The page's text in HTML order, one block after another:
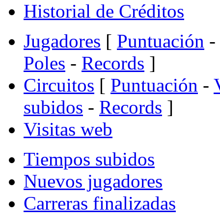
Historial de Créditos
Jugadores [ Puntuación -
Poles - Records ]
Circuitos [ Puntuación -
subidos - Records ]
Visitas web
Tiempos subidos
Nuevos jugadores
Carreras finalizadas